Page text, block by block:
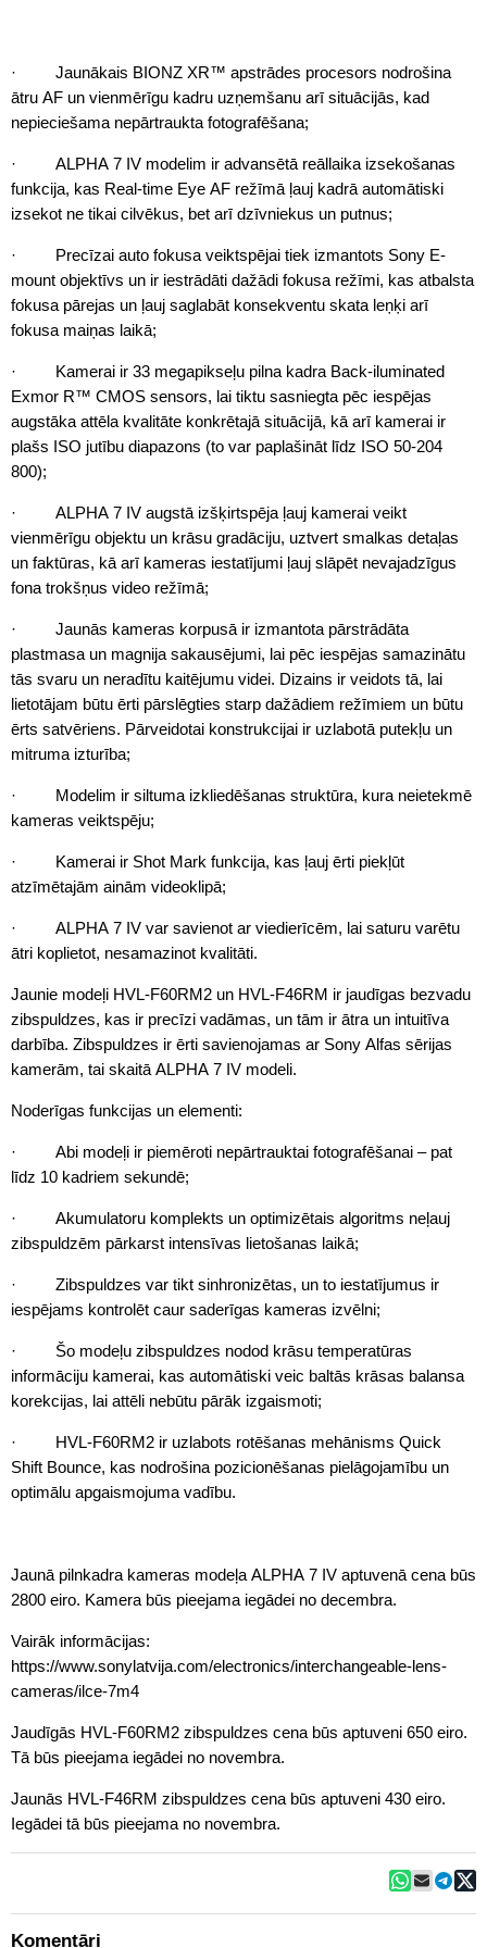
· Jaunākais BIONZ XR™ apstrādes procesors nodrošina
ātru AF un vienmērīgu kadru uzņemšanu arī situācijās, kad
nepieciešama nepārtraukta fotografēšana;
· ALPHA 7 IV modelim ir advansētā reāllaika izsekošanas
funkcija, kas Real-time Eye AF režīmā ļauj kadrā automātiski
izsekot ne tikai cilvēkus, bet arī dzīvniekus un putnus;
· Precīzai auto fokusa veiktspējai tiek izmantots Sony E-
mount objektīvs un ir iestrādāti dažādi fokusa režīmi, kas atbalsta
fokusa pārejas un ļauj saglabāt konsekventu skata leņķi arī
fokusa maiņas laikā;
· Kamerai ir 33 megapikseļu pilna kadra Back-iluminated
Exmor R™ CMOS sensors, lai tiktu sasniegta pēc iespējas
augstāka attēla kvalitāte konkrētajā situācijā, kā arī kamerai ir
plašs ISO jutību diapazons (to var paplašināt līdz ISO 50-204
800);
· ALPHA 7 IV augstā izšķirtspēja ļauj kamerai veikt
vienmērīgu objektu un krāsu gradāciju, uztvert smalkas detaļas
un faktūras, kā arī kameras iestatījumi ļauj slāpēt nevajadzīgus
fona trokšņus video režīmā;
· Jaunās kameras korpusā ir izmantota pārstrādāta
plastmasa un magnija sakausējumi, lai pēc iespējas samazinātu
tās svaru un neradītu kaitējumu videi. Dizains ir veidots tā, lai
lietotājam būtu ērti pārslēgties starp dažādiem režīmiem un būtu
ērts satvēriens. Pārveidotai konstrukcijai ir uzlabotā putekļu un
mitruma izturība;
· Modelim ir siltuma izkliedēšanas struktūra, kura neietekmē
kameras veiktspēju;
· Kamerai ir Shot Mark funkcija, kas ļauj ērti piekļūt
atzīmētajām ainām videoklipā;
· ALPHA 7 IV var savienot ar viedierīcēm, lai saturu varētu
ātri koplietot, nesamazinot kvalitāti.
Jaunie modeļi HVL-F60RM2 un HVL-F46RM ir jaudīgas bezvadu
zibspuldzes, kas ir precīzi vadāmas, un tām ir ātra un intuitīva
darbība. Zibspuldzes ir ērti savienojamas ar Sony Alfas sērijas
kamerām, tai skaitā ALPHA 7 IV modeli.
Noderīgas funkcijas un elementi:
· Abi modeļi ir piemēroti nepārtrauktai fotografēšanai – pat
līdz 10 kadriem sekundē;
· Akumulatoru komplekts un optimizētais algoritms neļauj
zibspuldzēm pārkarst intensīvas lietošanas laikā;
· Zibspuldzes var tikt sinhronizētas, un to iestatījumus ir
iespējams kontrolēt caur saderīgas kameras izvēlni;
· Šo modeļu zibspuldzes nodod krāsu temperatūras
informāciju kamerai, kas automātiski veic baltās krāsas balansa
korekcijas, lai attēli nebūtu pārāk izgaismoti;
· HVL-F60RM2 ir uzlabots rotēšanas mehānisms Quick
Shift Bounce, kas nodrošina pozicionēšanas pielāgojamību un
optimālu apgaismojuma vadību.
Jaunā pilnkadra kameras modeļa ALPHA 7 IV aptuvenā cena būs
2800 eiro. Kamera būs pieejama iegādei no decembra.
Vairāk informācijas:
https://www.sonylatvija.com/electronics/interchangeable-lens-
cameras/ilce-7m4
Jaudīgās HVL-F60RM2 zibspuldzes cena būs aptuveni 650 eiro.
Tā būs pieejama iegādei no novembra.
Jaunās HVL-F46RM zibspuldzes cena būs aptuveni 430 eiro.
Iegādei tā būs pieejama no novembra.
Komentāri